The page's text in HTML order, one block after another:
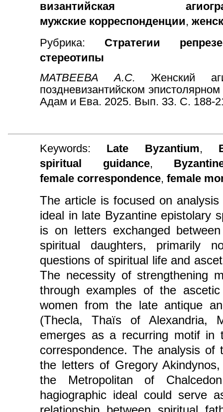
византийская
мужские корреспонденции,
Рубрика: Стратегии
стереотипы
МАТВЕЕВА А.С.Женский
поздневизантийском
Адам и Ева. 2025. Вып. 33. С. 188-
Keywords: Late Byzantium,
spiritual guidance,
female correspondence, female
The article is focused on
ideal in late Byzantine epistolary
is on letters exchanged
spiritual daughters, primarily
questions of spiritual life and
The necessity of strengthening
through examples of the
women from the late antique
(Thecla, Thaïs of Alexandria,
emerges as a recurring motif in
correspondence. The analysis
the letters of Gregory
the Metropolitan of
hagiographic ideal could serve